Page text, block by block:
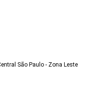
São Paulo - Zona Leste